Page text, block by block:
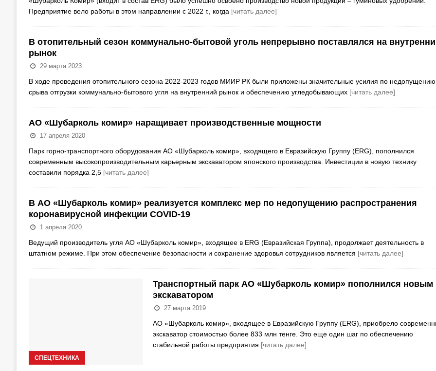
Предприятие вело работы в этом направлении с 2022 г., когда [читать далее]
В отопительный сезон коммунально-бытовой уголь непрерывно поставлялся на
рынок
29 марта 2023
В ходе проведения отопительного сезона 2022-2023 годов МИИР РК были приложены значительные усилия по недопущению
срыва отгрузки коммунально-бытового угля на внутренний рынок и обеспечению угледобывающих [читать далее]
АО «Шубарколь комир» наращивает производственные мощности
17 апреля 2020
Парк горно-транспортного оборудования АО «Шубарколь комир», входящего в Евразийскую Группу (ERG), пополнился
современным высокопроизводительным карьерным экскаватором японского производства. Инвестиции в новую технику
составили порядка 2,5 [читать далее]
В АО «Шубарколь комир» реализуется комплекс мер по недопущению распространения
коронавирусной инфекции COVID-19
1 апреля 2020
Ведущий производитель угля АО «Шубарколь комир», входящее в ERG (Евразийская Группа), продолжает деятельность в
штатном режиме. При этом обеспечение безопасности и сохранение здоровья сотрудников является [читать далее]
СПЕЦТЕХНИКА
Транспортный парк АО «Шубарколь комир» пополнился новым
экскаватором
27 марта 2019
АО «Шубарколь комир», входящее в Евразийскую Группу (ERG), приобрело
экскаватор стоимостью более 833 млн тенге. Это еще один шаг по обеспечению
стабильной работы предприятия [читать далее]